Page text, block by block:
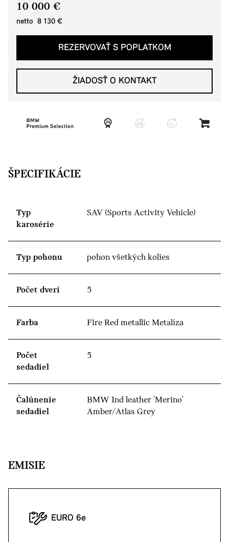
10 000 €
netto 8 130 €
REZERVOVAŤ S POPLATKOM
ŽIADOSŤ O KONTAKT
ŠPECIFIKÁCIE
Typ
karosérie
SAV (Sports Activity Vehicle)
Typ pohonu pohon všetkých kolies
Počet dverí 5
Farba Fire Red metallic Metalíza
Počet
sedadiel
5
Čalúnenie
sedadiel
BMW Ind leather 'Merino'
Amber/Atlas Grey
EMISIE
EURO 6e